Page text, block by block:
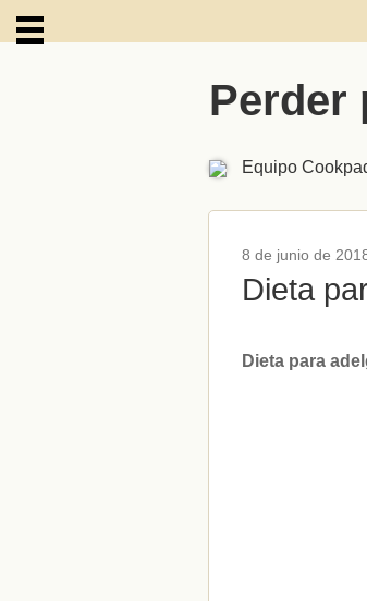
Perder
Equipo
8 de junio de
Dieta
Dieta para